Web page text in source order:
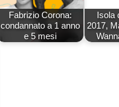
Fabrizio Corona:
condannato a 1 anno
e 5 mesi
Isola
2017,